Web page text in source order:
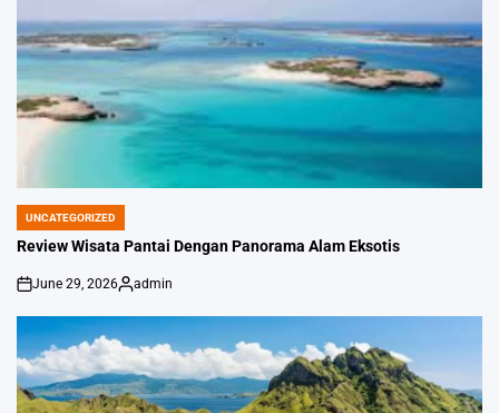
POSTED
IN
UNCATEGORIZED
Review Wisata Pantai Dengan Panorama Alam Eksotis
on
June 29, 2026
Posted
admin